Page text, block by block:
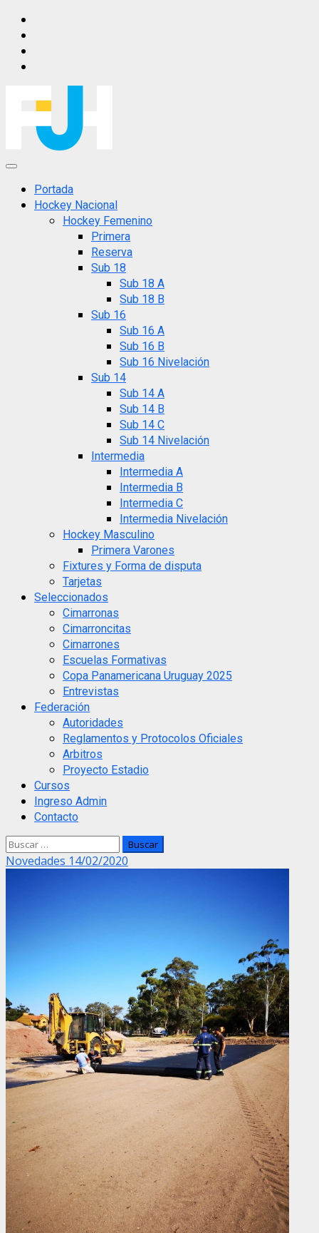
Saltar
contenido
Menú
principalPortada
Hockey Nacional
Hockey Femenino
Primera
Reserva
Sub 18
Sub 18 A
Sub 18 B
Sub 16
Sub 16 A
Sub 16 B
Sub 16 Nivelación
Sub 14
Sub 14 A
Sub 14 B
Sub 14 C
Sub 14 Nivelación
Intermedia
Intermedia A
Intermedia B
Intermedia C
Intermedia Nivelación
Hockey Masculino
Primera Varones
Fixtures y Forma de disputa
Tarjetas
Seleccionados
Cimarronas
Cimarroncitas
Cimarrones
Escuelas Formativas
Copa Panamericana Uruguay 2025
Entrevistas
Federación
Autoridades
Reglamentos y Protocolos Oficiales
Arbitros
Proyecto Estadio
Cursos
Ingreso Admin
Contacto
Buscar:
Novedades 14/02/2020